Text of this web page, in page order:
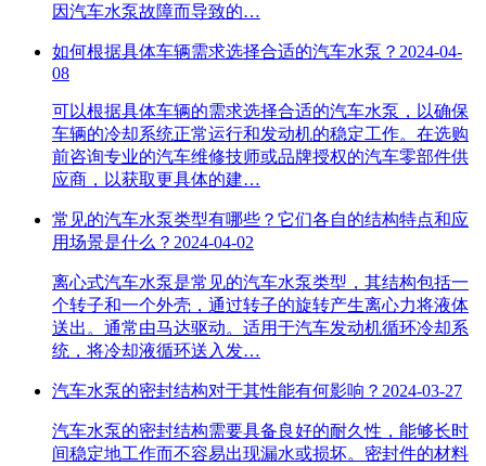
因汽车水泵故障而导致的…
如何根据具体车辆需求选择合适的汽车水泵？ 2024-04-
08
可以根据具体车辆的需求选择合适的汽车水泵，以确保
车辆的冷却系统正常运行和发动机的稳定工作。在选购
前咨询专业的汽车维修技师或品牌授权的汽车零部件供
应商，以获取更具体的建…
常见的汽车水泵类型有哪些？它们各自的结构特点和应
用场景是什么？ 2024-04-02
离心式汽车水泵是常见的汽车水泵类型，其结构包括一
个转子和一个外壳，通过转子的旋转产生离心力将液体
送出。通常由马达驱动。适用于汽车发动机循环冷却系
统，将冷却液循环送入发…
汽车水泵的密封结构对于其性能有何影响？ 2024-03-27
汽车水泵的密封结构需要具备良好的耐久性，能够长时
间稳定地工作而不容易出现漏水或损坏。密封件的材料